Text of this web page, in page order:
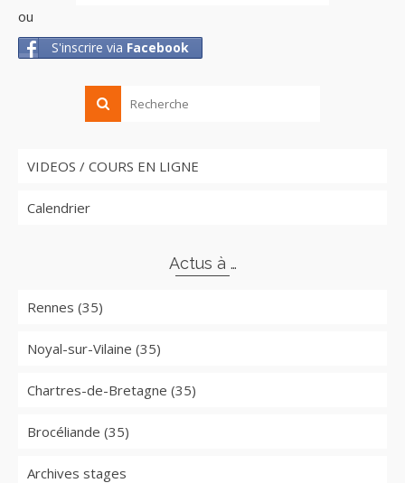
ou
S'inscrire via Facebook
VIDEOS / COURS EN LIGNE
Calendrier
Actus à …
Rennes (35)
Noyal-sur-Vilaine (35)
Chartres-de-Bretagne (35)
Brocéliande (35)
Archives stages